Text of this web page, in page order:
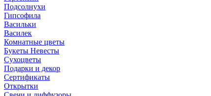
Подсолнухи
Гипсофила
Васильки
Василек
Комнатные цветы
Букеты Невесты
Сухоцветы
Подарки и декор
Сертификаты
Открытки